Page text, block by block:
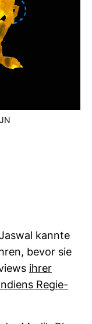
kannte
bevor sie
ihrer
Regie­